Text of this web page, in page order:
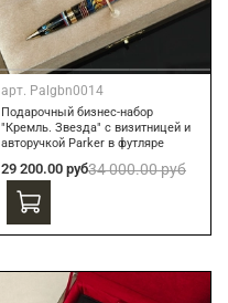
арт. Palgbn0014
Подарочный бизнес-набор
"Кремль. Звезда" с визитницей и
авторучкой Parker в футляре
29 200.00 руб34 000.00 руб